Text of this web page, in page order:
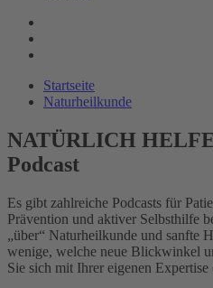
Startseite
Naturheilkunde
NATÜRLICH
Podcast
Es gibt zahlreiche Podcasts für
Prävention und aktiver Selbsthilfe
„über“ Naturheilkunde und sanfte
wenige, welche neue Blickwinkel
Sie sich mit Ihrer eigenen